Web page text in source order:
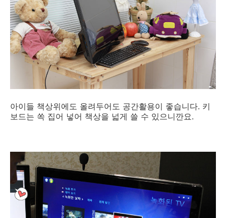
아이들 책상위에도 올려두어도 공간활용이 좋습니다. 키
보드는 쏙 집어 넣어 책상을 넓게 쓸 수 있으니깐요.